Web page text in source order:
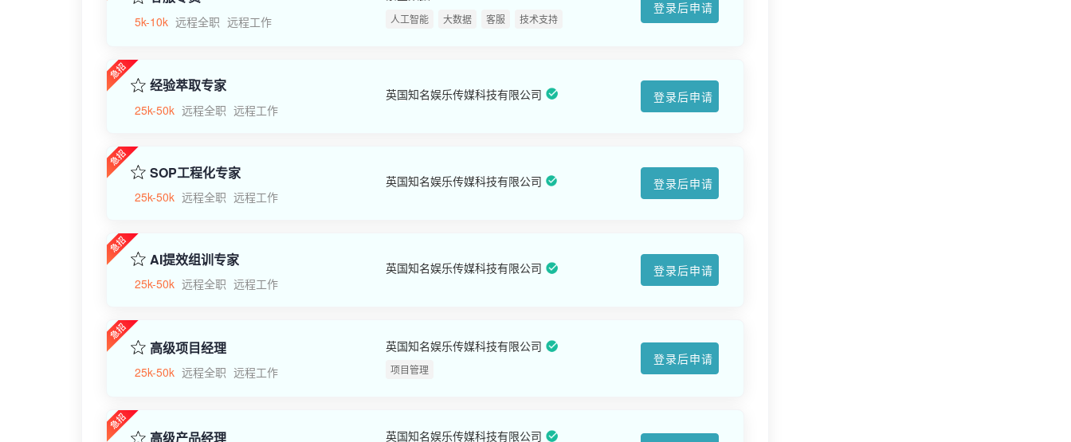
5k-10k 远程全职 远程工作 人工智能 大数据 客服 技术支持
登录后申请
经验萃取专家
25k-50k 远程全职 远程工作
英国知名娱乐传媒科技有限公司 登录后申请
SOP工程化专家
25k-50k 远程全职 远程工作
英国知名娱乐传媒科技有限公司 登录后申请
AI提效组训专家
25k-50k 远程全职 远程工作
英国知名娱乐传媒科技有限公司 登录后申请
高级项目经理
25k-50k 远程全职 远程工作
英国知名娱乐传媒科技有限公司
项目管理
登录后申请
高级产品经理 英国知名娱乐传媒科技有限公司